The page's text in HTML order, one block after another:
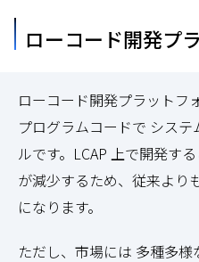
ローコード開発プ
ローコード開発プラットフ
プログラムコードで シス
ルです。LCAP 上で開発す
が減少するため、従来より
になります。
ただし、市場には 多種多様